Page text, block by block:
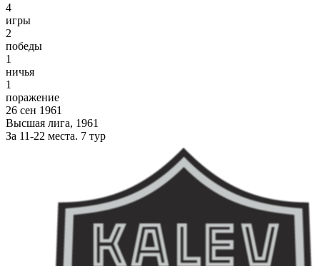
4
игры
2
победы
1
ничья
1
поражение
26 сен 1961
Высшая лига, 1961
За 11-22 места. 7 тур